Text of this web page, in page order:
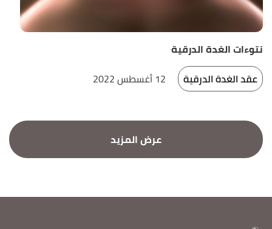
نتوءات الغدة الدرقية
عقد الغدة الدرقية
12 أغسطس 2022